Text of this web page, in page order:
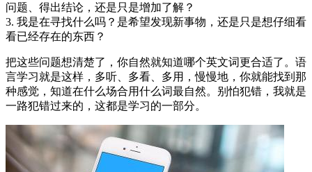
问题、得出结论，还是只是增加了解？
3. 我是在寻找什么吗？是希望发现新事物，还是只是想仔细看
看已经存在的东西？
把这些问题想清楚了，你自然就知道哪个英文词更合适了。语
言学习就是这样，多听、多看、多用，慢慢地，你就能找到那
种感觉，知道在什么场合用什么词最自然。别怕犯错，我就是
一路犯错过来的，这都是学习的一部分。